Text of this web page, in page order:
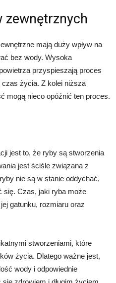
zewnętrznych
mają duży wpływ na
bez wody. Wysoka
przyspieszają proces
życia. Z kolei niższa
mogą nieco opóźnić ten proces.
jest to, że ryby są stworzenia
jest ściśle związana z
nie są w stanie oddychać,
się. Czas, jaki ryba może
gatunku, rozmiaru oraz
stworzeniami, które
życia. Dlatego ważne jest,
wody i odpowiednie